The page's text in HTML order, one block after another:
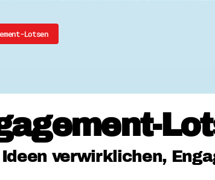
Lotsen
Ideen verwirklichen,